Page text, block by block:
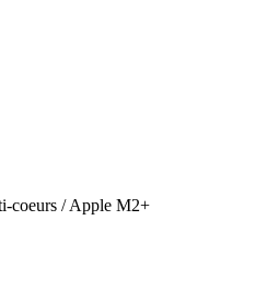
coeurs / Apple M2+